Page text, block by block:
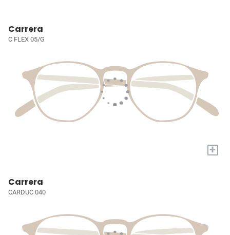
Carrera
C FLEX 05/G
+
Carrera
CARDUC 040